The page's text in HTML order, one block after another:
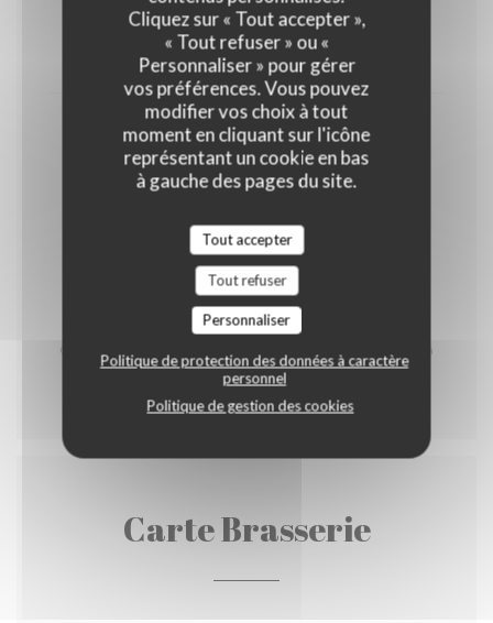
Cliquez sur « Tout accepter »,
« Tout refuser » ou «
Personnaliser » pour gérer
vos préférences. Vous pouvez
modifier vos choix à tout
moment en cliquant sur l'icône
représentant un cookie en bas
à gauche des pages du site.
Tout accepter
Tout refuser
Personnaliser
Politique de protection des données à caractère
personnel
Politique de gestion des cookies
OEUFS LAIT FRUITS À COQUE
13,00 EUR
Café & Mignardises
GLUTEN OEUFS LAIT
5,50 EUR
* Contient du porc
Carte des produits allergènes à votre disposition
Carte réalisée par notre Chef Johann Staskiewicz et sa
brigade
Carte Brasserie